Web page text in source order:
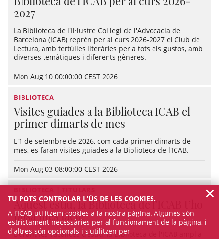
2027
La Biblioteca de l'Il·lustre Col·legi de l'Advocacia de
Barcelona (ICAB) reprèn per al curs 2026-2027 el Club de
Lectura, amb tertúlies literàries per a tots els gustos, amb
diverses temàtiques i diferents gèneres.
Mon Aug 10 00:00:00 CEST 2026
BIBLIOTECA
Visites guiades a la Biblioteca ICAB el
primer dimarts de mes
L'1 de setembre de 2026, com cada primer dimarts de
mes, es faran visites guiades a la Biblioteca de l'ICAB.
Mon Aug 03 08:00:00 CEST 2026
Aquest estiu, la Biblioteca de l’ICAB t’ho
posa més fàcil!
Durant les vacances d’estiu, la Biblioteca de l'ICAB amplia
TU POTS CONTROLAR L'ÚS DE LES COOKIES.
A l’ICAB utilitzem cookies a la nostra pàgina. Algunes són
estrictament necessàries per al funcionament de la pàgina, i
d'altres són opcionals i s'utilitzen per:
×